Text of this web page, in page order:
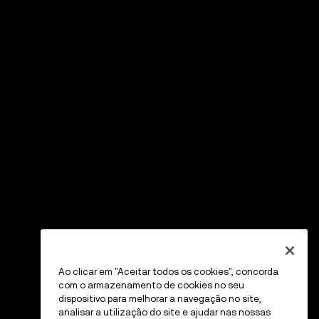
Ao clicar em "Aceitar todos os cookies", concorda
com o armazenamento de cookies no seu
dispositivo para melhorar a navegação no site,
analisar a utilização do site e ajudar nas nossas